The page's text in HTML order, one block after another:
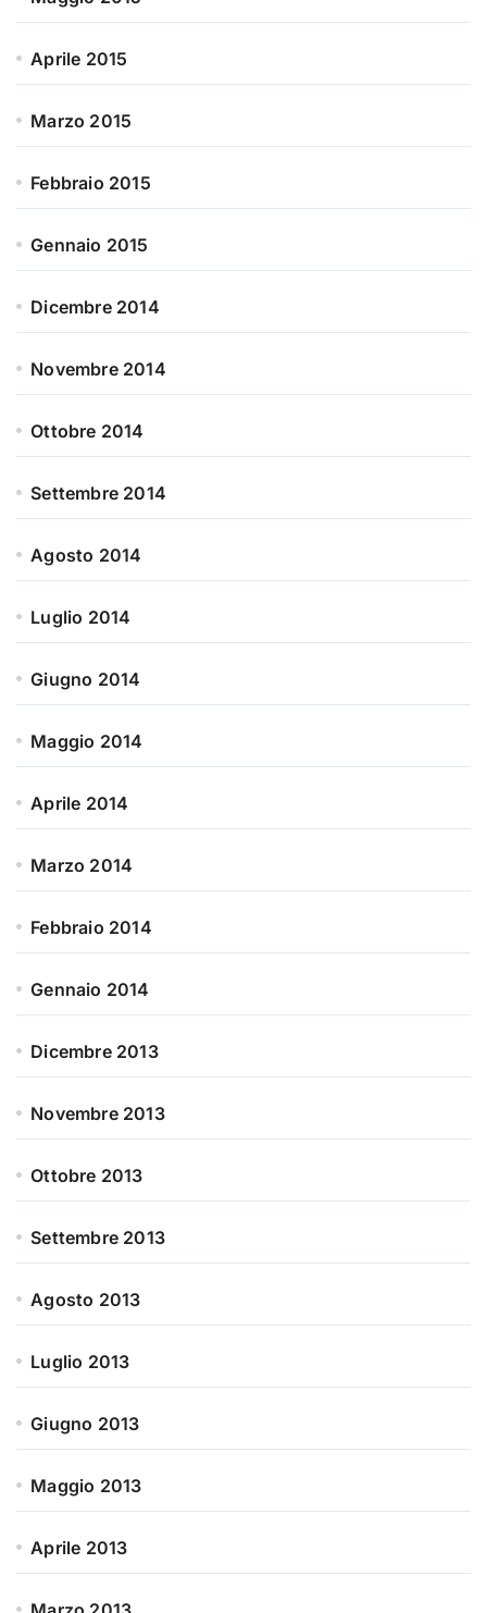
Aprile 2015
Marzo 2015
Febbraio 2015
Gennaio 2015
Dicembre 2014
Novembre 2014
Ottobre 2014
Settembre 2014
Agosto 2014
Luglio 2014
Giugno 2014
Maggio 2014
Aprile 2014
Marzo 2014
Febbraio 2014
Gennaio 2014
Dicembre 2013
Novembre 2013
Ottobre 2013
Settembre 2013
Agosto 2013
Luglio 2013
Giugno 2013
Maggio 2013
Aprile 2013